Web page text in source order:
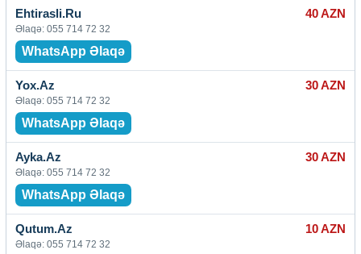
Ehtirasli.Ru 40 AZN
Əlaqə: 055 714 72 32
WhatsApp Əlaqə
Yox.Az 30 AZN
Əlaqə: 055 714 72 32
WhatsApp Əlaqə
Ayka.Az 30 AZN
Əlaqə: 055 714 72 32
WhatsApp Əlaqə
Qutum.Az 10 AZN
Əlaqə: 055 714 72 32